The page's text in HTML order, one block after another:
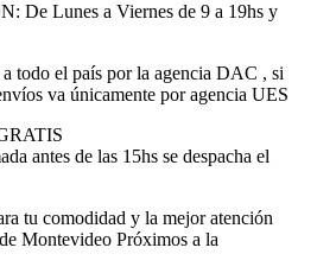
De Lunes a Viernes de 9 a 19hs y
todo el país por la agencia DAC , si
va únicamente por agencia UES
antes de las 15hs se despacha el
tu comodidad y la mejor atención
Montevideo Próximos a la